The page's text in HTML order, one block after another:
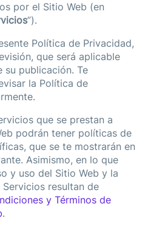
por el Sitio Web (en
”).
Política de Privacidad,
que será aplicable
su publicación. Te
la Política de
que se prestan a
podrán tener políticas de
que se te mostrarán en
Asimismo, en lo que
y uso del Sitio Web y la
resultan de
y Términos de
.